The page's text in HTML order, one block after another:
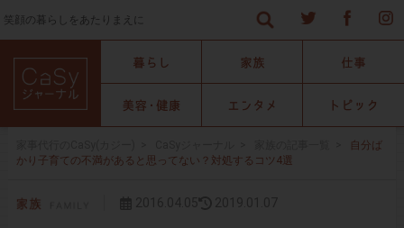
笑顔の暮らしをあたりまえに
自分ば
かり子育ての不満があると思ってない？対処するコツ4選